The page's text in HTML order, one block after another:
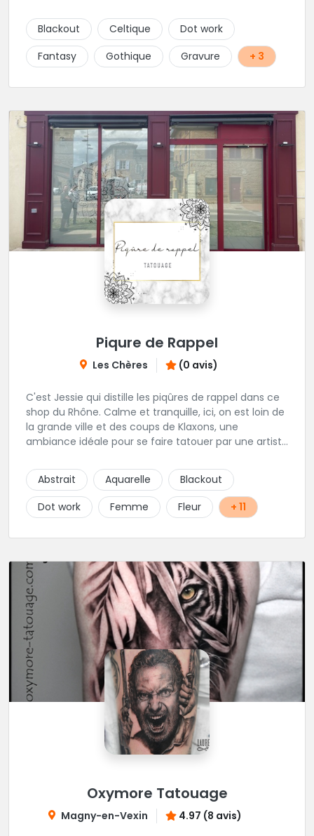
talentueux, capables de travailler une large gamme
de styles, pour vous offrir des créations aussi variées
que chargées de sens. Tout au long de l’année, nous
accueillons également des guests venus d’horizons
bâtiment chargé d’histoire, Blacksquad Tattooshop
est un lieu où se mêlent intimité, créativité et bien-
être. Ici, on tatoue pour marquer la peau et l’âme. 🌐
RDV : https://www.blacksquad-
tattooshop.com/contact
Blackout Celtique
Dot work
Fantasy
Gothique Gravure + 3
Piqure de Rappel
Les Chères (0 avis)
C'est Jessie qui distille les piqûres de rappel dans ce
shop du Rhône. Calme et tranquille, ici, on est loin de
la grande ville et des coups de Klaxons, une
ambiance idéale pour se faire tatouer par une artiste
Dotwork, ornemental et floral. Epaulée par AlexXx
Tattoo pour les petits tattoos, lettrage, darkwork,
mangas et Réalisme. Les horaires stipulés sont les
horaires d'entrées libres.
Abstrait Aquarelle
Blackout
Dot work
Femme Fleur + 11
Oxymore Tatouage
Magny-en-Vexin 4.97 (8 avis)